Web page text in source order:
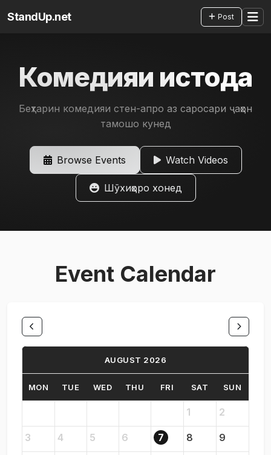
StandUp.net Post
Комедияи истода
Беҳтарин комедияи стен-апро аз саросари ҷаҳон
тамошо кунед
Browse Events Watch Videos
Шӯхиҳоро хонед
Event Calendar
AUGUST 2026
MON TUE WED THU FRI SAT SUN
1 2
3 4 5 6 7 8 9